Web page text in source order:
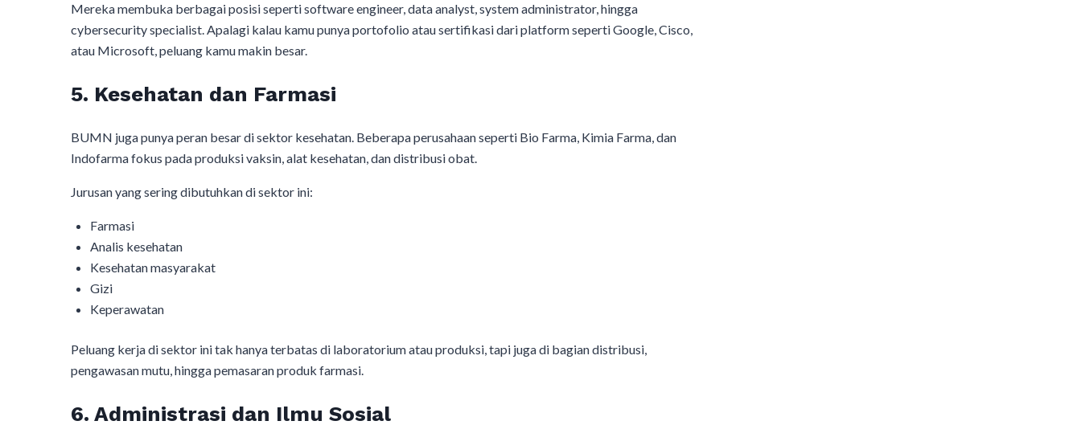
Mereka membuka berbagai posisi seperti software engineer, data analyst, system administrator, hingga
cybersecurity specialist. Apalagi kalau kamu punya portofolio atau sertifikasi dari platform seperti Google, Cisco,
atau Microsoft, peluang kamu makin besar.
5. Kesehatan dan Farmasi
BUMN juga punya peran besar di sektor kesehatan. Beberapa perusahaan seperti Bio Farma, Kimia Farma, dan
Indofarma fokus pada produksi vaksin, alat kesehatan, dan distribusi obat.
Jurusan yang sering dibutuhkan di sektor ini:
Farmasi
Analis kesehatan
Kesehatan masyarakat
Gizi
Keperawatan
Peluang kerja di sektor ini tak hanya terbatas di laboratorium atau produksi, tapi juga di bagian distribusi,
pengawasan mutu, hingga pemasaran produk farmasi.
6. Administrasi dan Ilmu Sosial